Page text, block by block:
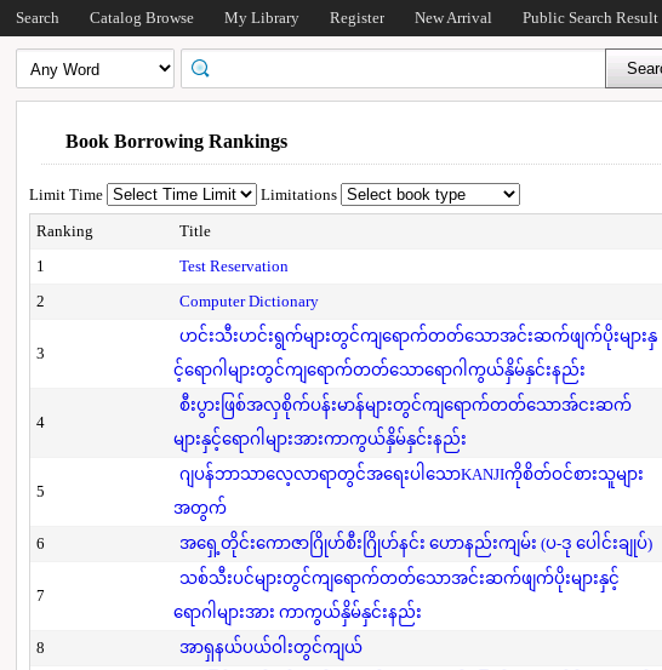
Search Catalog Browse My Library Register New Arrival Public Search Result
Book Borrowing Rankings
Limit Time
Limitations
Ranking
Title
1
Test Reservation
2
Computer Dictionary
3
ဟင်းသီးဟင်းရွက်များတွင်ကျရောက်တတ်သောအင်းဆက်ဖျက်ပိုးများနှ
င့်ရောဂါများတွင်ကျရောက်တတ်သောရောဂါကွယ်နှိမ်နှင်းနည်း
4
စီးပွားဖြစ်အလှစိုက်ပန်းမာန်များတွင်ကျရောက်တတ်သောအ်ငးဆက်
များနှင့်ရောဂါများအားကာကွယ်နှိမ်နှင်းနည်း
5
ဂျပန်ဘာသာလေ့လာရာတွင်အရေးပါသောKANJIကိုစိတ်ဝင်စားသူများ
အတွက်
6 အရှေ့တိုင်းကောဇာဂြိုဟ်စီးဂြိုဟ်နင်း ဟောနည်းကျမ်း (ပ-ဒု ပေါင်းချုပ်)
7
သစ်သီးပင်များတွင်ကျရောက်တတ်သောအင်းဆက်ဖျက်ပိုးများနှင့်
ရောဂါများအား ကာကွယ်နှိမ်နှင်းနည်း
8 အာရှနယ်ပယ်ဝါးတွင်ကျယ်